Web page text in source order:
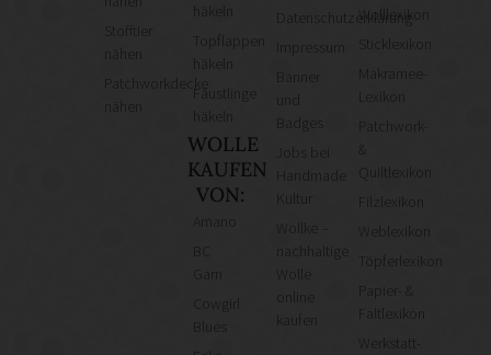
Stofftier
Patchworkdecke
häkeln
Topflappen
häkeln
Fäustlinge
häkeln
WOLLE
KAUFEN
VON:
Cowgirl
Datenschutzerklärung
Kultur
Wollke –
nachhaltige
kaufen
Wolllexikon
Sticklexikon
Makramee-
Lexikon
Patchwork-
&
Quiltlexikon
Filzlexikon
Weblexikon
Töpferlexikon
Papier- &
Faltlexikon
Werkstatt-